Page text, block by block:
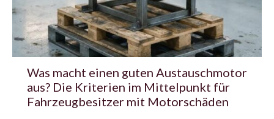
Was macht einen guten Austauschmotor
aus? Die Kriterien im Mittelpunkt für
Fahrzeugbesitzer mit Motorschäden